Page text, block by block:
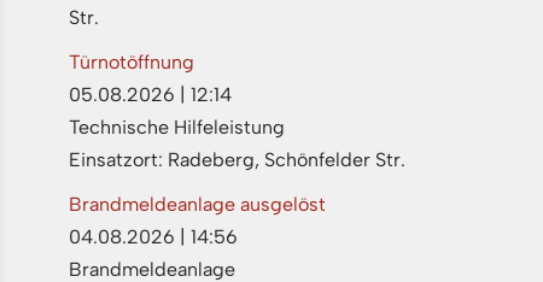
Str.
Türnotöffnung
05.08.2026 | 12:14
Technische Hilfeleistung
Einsatzort: Radeberg, Schönfelder Str.
Brandmeldeanlage ausgelöst
04.08.2026 | 14:56
Brandmeldeanlage